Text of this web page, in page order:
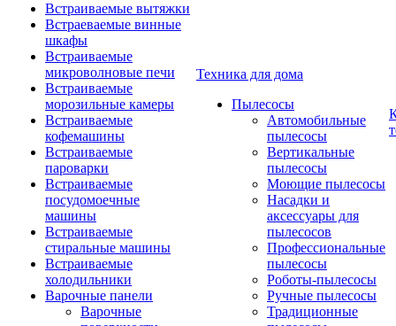
Встраиваемые вытяжки
Встраеваемые винные
шкафы
Встраиваемые
микроволновые печи
Встраиваемые
морозильные камеры
Встраиваемые
кофемашины
Встраиваемые
пароварки
Встраиваемые
посудомоечные
машины
Встраиваемые
стиральные машины
Встраиваемые
холодильники
Варочные панели
Варочные
Техника для дома
Пылесосы
Автомобильные
пылесосы
Вертикальные
пылесосы
Моющие пылесосы
Насадки и
аксессуары для
пылесосов
Профессиональные
пылесосы
Роботы-пылесосы
Ручные пылесосы
Традиционные